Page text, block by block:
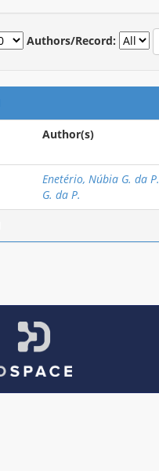
Authors/Record:
Author(s)
Enetério, Núbia G. da P.
G. da P.